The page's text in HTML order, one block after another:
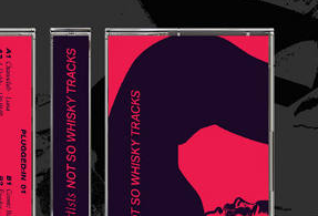
PLUGGED:IN | DESIGN